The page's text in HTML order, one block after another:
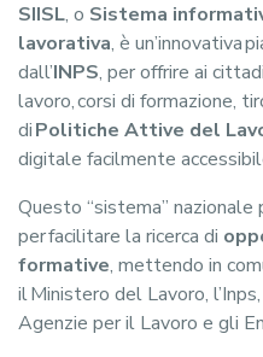
SIISL, o Sistema
lavorativa, è un’innovativa
dall’INPS, per offrire ai
lavoro, corsi di formazione,
diPolitiche Attive del
digitale facilmente
Questo “sistema”
per facilitare la ricerca di
formative, mettendo in
il Ministero del Lavoro,
Agenzie per il Lavoro e gli